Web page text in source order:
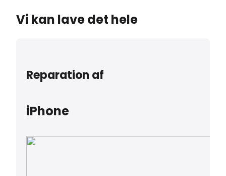
Vi kan lave det hele
Reparation af
iPhone